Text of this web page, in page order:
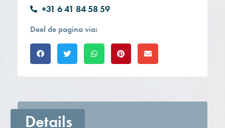
+31 6 41 84 58 59
Deel de pagina via:
Details